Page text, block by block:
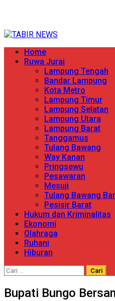
content
Primary
Menu
Home
Ruwa Jurai
Lampung Tengah
Bandar Lampung
Kota Metro
Lampung Timur
Lampung Selatan
Lampung Utara
Lampung Barat
Tanggamus
Tulang Bawang
Way Kanan
Pringsewu
Pesawaran
Mesuji
Tulang Bawang
Pesisir Barat
Hukum dan Kriminalitas
Ekonomi
Olahraga
Ruhani
Hiburan
Cari
Bupati Bungo